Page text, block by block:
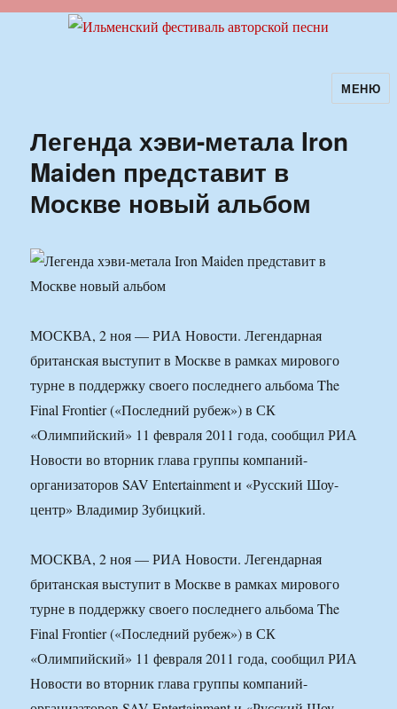
Ильменский фестиваль авторскойМЕНЮ
Легенда хэви-метала Iron
Maiden представит в
Москве новый альбом
МОСКВА, 2 ноя — РИА Новости. Легендарная
британская выступит в Москве в рамках мирового
турне в поддержку своего последнего альбома The
Final Frontier («Последний рубеж») в СК
«Олимпийский» 11 февраля 2011 года, сообщил РИА
Новости во вторник глава группы компаний-
организаторов SAV Entertainment и «Русский Шоу-
центр» Владимир Зубицкий.
МОСКВА, 2 ноя — РИА Новости. Легендарная
британская выступит в Москве в рамках мирового
турне в поддержку своего последнего альбома The
Final Frontier («Последний рубеж») в СК
«Олимпийский» 11 февраля 2011 года, сообщил РИА
Новости во вторник глава группы компаний-